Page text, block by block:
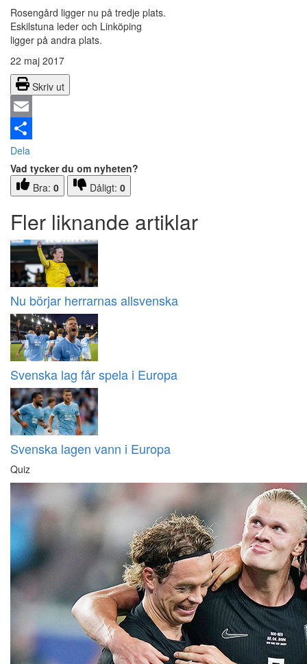
Rosengård ligger nu på tredje plats.
Eskilstuna leder och Linköping
ligger på andra plats.
22 maj 2017
Skriv ut
Email
Dela
Vad tycker du om nyheten?
Bra: 0 Dåligt: 0
Fler liknande artiklar
Nu börjar herrarnas allsvenska
Svenska lag får spela i Europa
Svenska lagen vann i Europa
Quiz